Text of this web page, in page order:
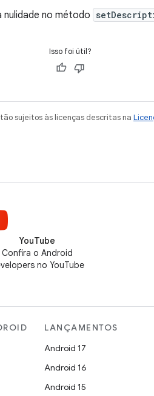
nulidade no método
Isso foi útil?
sujeitos às licenças descritas na
YouTube
Confira o Android
no YouTube
LANÇAMENTOS
Android 17
Android 16
Android 15